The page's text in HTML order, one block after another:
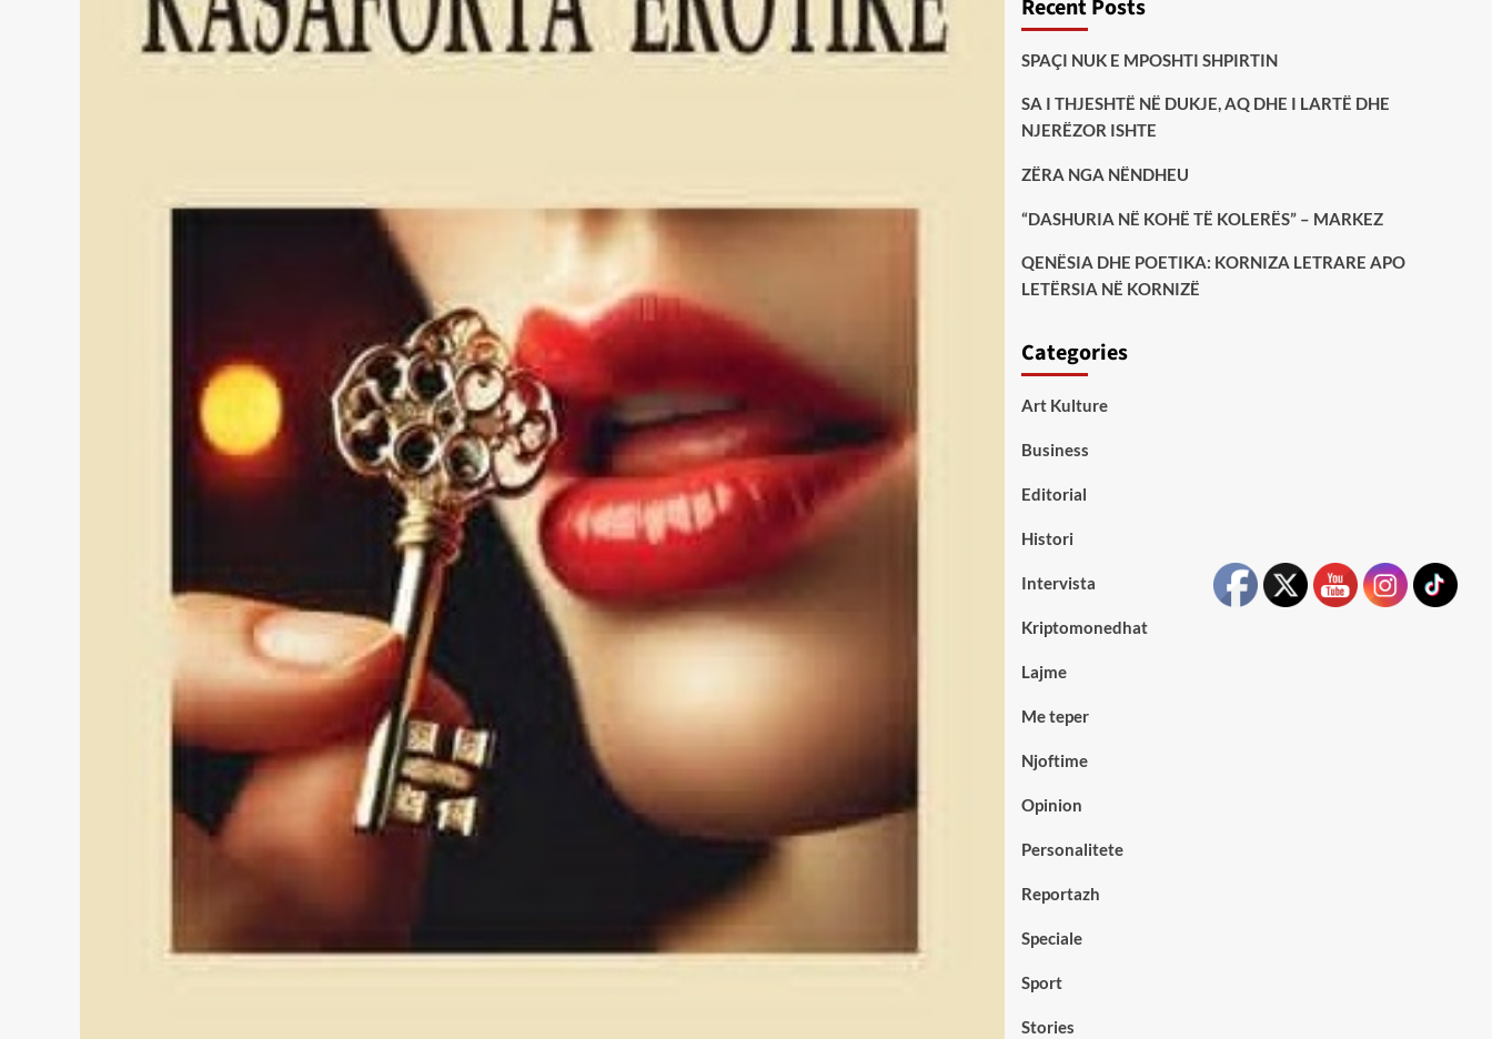
Recent Posts
SPAÇI NUK E MPOSHTI SHPIRTIN
SA I THJESHTË NË DUKJE, AQ DHE I LARTË DHE
NJERËZOR ISHTE
ZËRA NGA NËNDHEU
“DASHURIA NË KOHË TË KOLERËS” – MARKEZ
QENËSIA DHE POETIKA: KORNIZA LETRARE APO
LETËRSIA NË KORNIZË
Categories
Art Kulture
Business
Editorial
Histori
Intervista
Kriptomonedhat
Lajme
Me teper
Njoftime
Opinion
Personalitete
Reportazh
Speciale
Sport
Stories